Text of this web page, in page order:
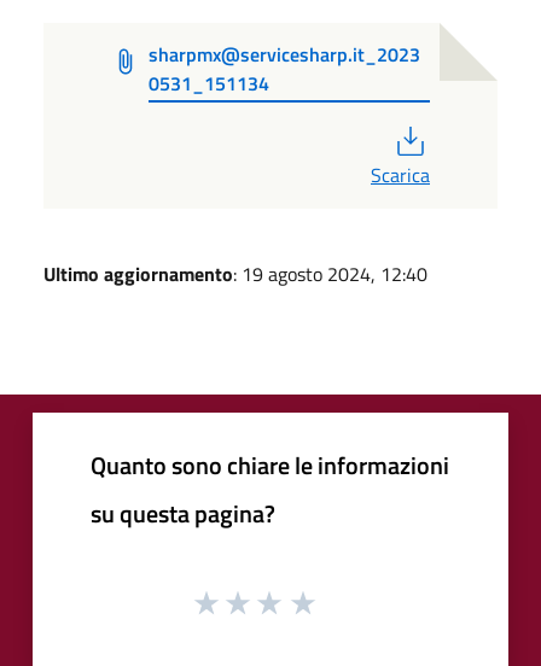
sharpmx@servicesharp.it_2023
0531_151134
Scarica
Ultimo aggiornamento: 19 agosto 2024, 12:40
Quanto sono chiare le informazioni
su questa pagina?